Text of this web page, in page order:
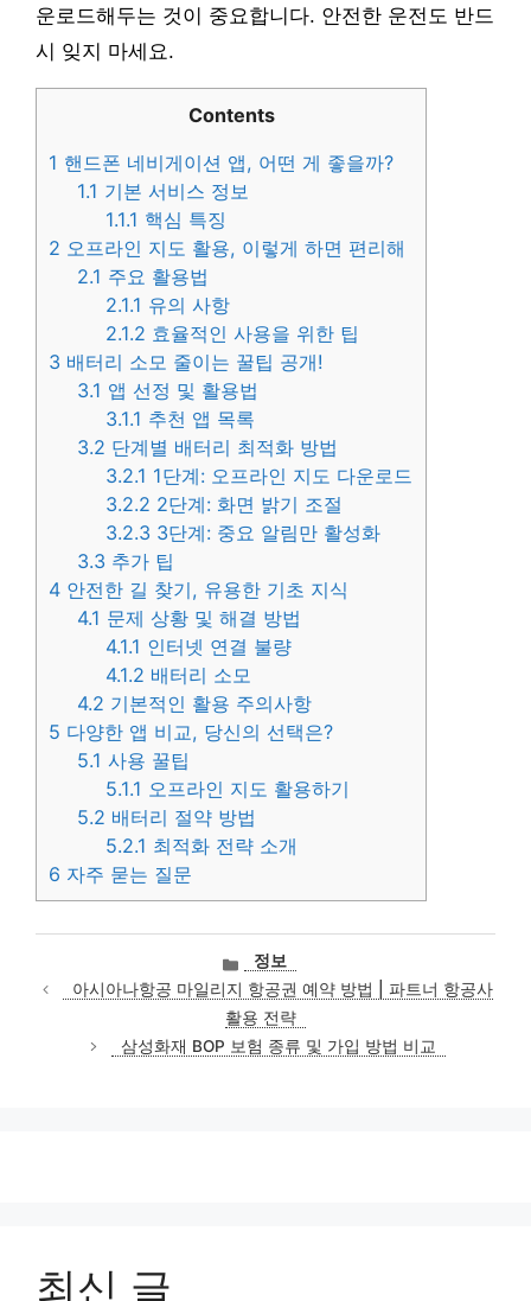
운로드해두는 것이 중요합니다. 안전한 운전도 반드
시 잊지 마세요.
Contents
1 핸드폰 네비게이션 앱, 어떤 게 좋을까?
1.1 기본 서비스 정보
1.1.1 핵심 특징
2 오프라인 지도 활용, 이렇게 하면 편리해
2.1 주요 활용법
2.1.1 유의 사항
2.1.2 효율적인 사용을 위한 팁
3 배터리 소모 줄이는 꿀팁 공개!
3.1 앱 선정 및 활용법
3.1.1 추천 앱 목록
3.2 단계별 배터리 최적화 방법
3.2.1 1단계: 오프라인 지도 다운로드
3.2.2 2단계: 화면 밝기 조절
3.2.3 3단계: 중요 알림만 활성화
3.3 추가 팁
4 안전한 길 찾기, 유용한 기초 지식
4.1 문제 상황 및 해결 방법
4.1.1 인터넷 연결 불량
4.1.2 배터리 소모
4.2 기본적인 활용 주의사항
5 다양한 앱 비교, 당신의 선택은?
5.1 사용 꿀팁
5.1.1 오프라인 지도 활용하기
5.2 배터리 절약 방법
5.2.1 최적화 전략 소개
6 자주 묻는 질문
카
테
고
리
정보
아시아나항공 마일리지 항공권 예약 방법 | 파트너 항공사
활용 전략
삼성화재 BOP 보험 종류 및 가입 방법 비교
최신 글